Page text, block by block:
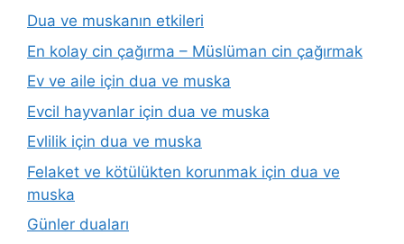
Dua ve muskanın etkileri
En kolay cin çağırma – Müslüman cin çağırmak
Ev ve aile için dua ve muska
Evcil hayvanlar için dua ve muska
Evlilik için dua ve muska
Felaket ve kötülükten korunmak için dua ve
muska
Günler duaları